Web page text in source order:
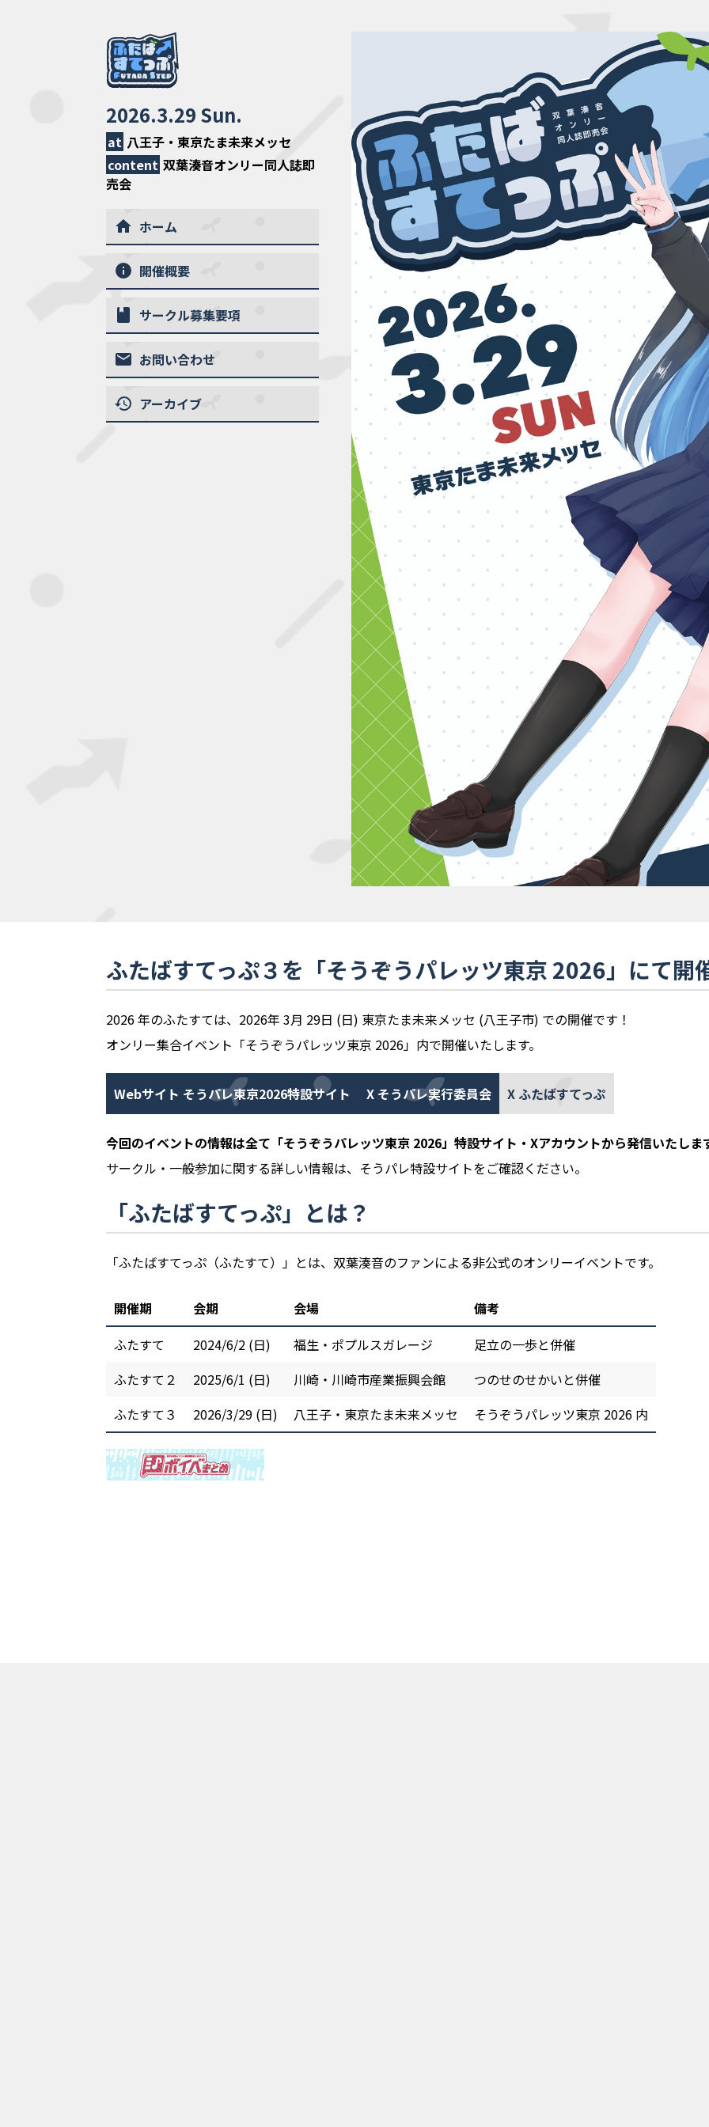
2026.3.29 Sun.
at 八王子・東京たま未来メッセ
content 双葉湊音オンリー同人誌即
売会
ホーム
開催概要
サークル募集要項
お問い合わせ
アーカイブ
ふたばすてっぷ３を「そうぞうパレッツ東京 2026」にて開
2026 年のふたすては、2026年 3月 29日 (日) 東京たま未来メッセ (八王子市) での開催です！
オンリー集合イベント「そうぞうパレッツ東京 2026」内で開催いたします。
Webサイト そうパレ東京2026特設サイト X そうパレ実行委員会 X ふたばすてっぷ
今回のイベントの情報は全て「そうぞうパレッツ東京 2026」特設サイト・Xアカウントから発信いたしま
サークル・一般参加に関する詳しい情報は、そうパレ特設サイトをご確認ください。
「ふたばすてっぷ」とは？
「ふたばすてっぷ（ふたすて）」とは、双葉湊音のファンによる非公式のオンリーイベントです。
開催期 会期 会場
備考
ふたすて
2024/6/2 (日) 福生・ポプルスガレージ
足立の一歩と併催
ふたすて２
2025/6/1 (日) 川崎・川崎市産業振興会館
つのせのせかいと併催
ふたすて３
2026/3/29 (日) 八王子・東京たま未来メッセ そうぞうパレッツ東京 2026 内